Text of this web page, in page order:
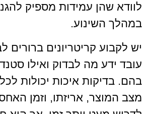
לוודא שהן עמידות מספיק
במהלך השינוע.
יש לקבוע קריטריונים ברורים
עובד ידע מה לבדוק ואילו
בהם. בדיקות איכות יכולות
מצב המוצר, אריזתו, וזמן